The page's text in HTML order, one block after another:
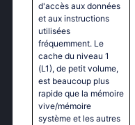
d'accès aux données
et aux instructions
utilisées
fréquemment. Le
cache du niveau 1
(L1), de petit volume,
est beaucoup plus
rapide que la mémoire
vive/mémoire
système et les autres